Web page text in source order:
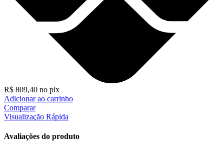
R$ 809,40 no pix
Adicionar ao carrinho
Comparar
Visualização Rápida
Avaliações do produto